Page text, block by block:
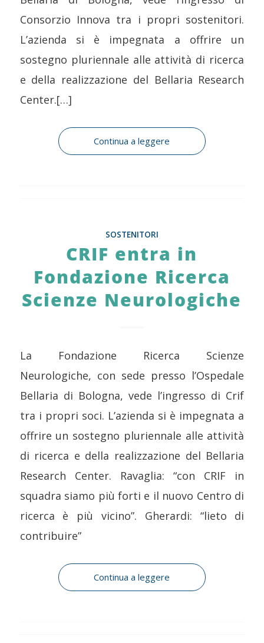
Consorzio Innova tra i propri sostenitori.
L’azienda si è impegnata a offrire un
sostegno pluriennale alle attività di ricerca
e della realizzazione del Bellaria Research
Center.[…]
Continua a leggere
SOSTENITORI
CRIF entra in
Fondazione Ricerca
Scienze Neurologiche
La Fondazione Ricerca Scienze
Neurologiche, con sede presso l’Ospedale
Bellaria di Bologna, vede l’ingresso di Crif
tra i propri soci. L’azienda si è impegnata a
offrire un sostegno pluriennale alle attività
di ricerca e della realizzazione del Bellaria
Research Center. Ravaglia: “con CRIF in
squadra siamo più forti e il nuovo Centro di
ricerca è più vicino”. Gherardi: “lieto di
contribuire”
Continua a leggere